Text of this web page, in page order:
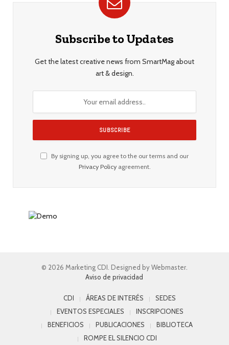
Subscribe to Updates
Get the latest creative news from SmartMag about
art & design.
By signing up, you agree to the our terms and our
Privacy Policyagreement.
© 2026 Marketing CDI. Designed by Webmaster.
Aviso de privacidad
CDI ÁREAS DE INTERÉS
SEDES
EVENTOS ESPECIALES
INSCRIPCIONES
BENEFICIOS
PUBLICACIONES
BIBLIOTECA
ROMPE EL SILENCIO CDI